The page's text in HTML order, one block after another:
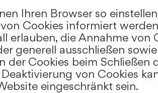
Ihren Browser so
Cookies informiert
erlauben, die Annahme von
generell ausschließen
der Cookies beim Schließen
Deaktivierung von Cookies
eingeschränkt sein.